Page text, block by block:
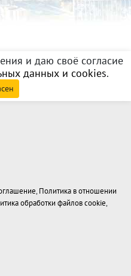
и даю своё согласие
данных и cookies.
, Политика в отношении
обработки файлов cookie,